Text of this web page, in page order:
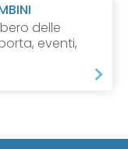
delle
eventi,